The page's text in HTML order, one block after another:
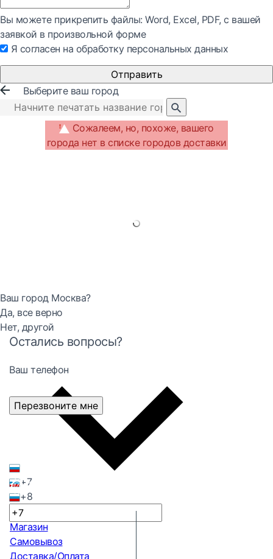
Вы можете прикрепить файлы: Word, Exсel, PDF, с вашей
заявкой в произвольной форме
Я согласен на обработку персональных данных
Отправить
Выберите ваш город
Сожалеем, но, похоже, вашего
города нет в списке городов доставки
Ваш город Москва?
Да, все верно
Нет, другой
Остались вопросы?
Ваш телефон
+7
+8
Перезвоните мне
Магазин
Самовывоз
Доставка/Оплата